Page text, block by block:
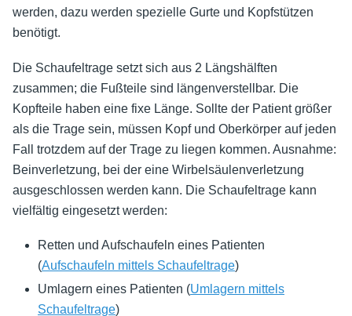
werden, dazu werden spezielle Gurte und Kopfstützen
benötigt.
Die Schaufeltrage setzt sich aus 2 Längshälften
zusammen; die Fußteile sind längenverstellbar. Die
Kopfteile haben eine fixe Länge. Sollte der Patient größer
als die Trage sein, müssen Kopf und Oberkörper auf jeden
Fall trotzdem auf der Trage zu liegen kommen. Ausnahme:
Beinverletzung, bei der eine Wirbelsäulenverletzung
ausgeschlossen werden kann. Die Schaufeltrage kann
vielfältig eingesetzt werden:
Retten und Aufschaufeln eines Patienten
(Aufschaufeln mittels Schaufeltrage)
Umlagern eines Patienten (Umlagern mittels
Schaufeltrage)